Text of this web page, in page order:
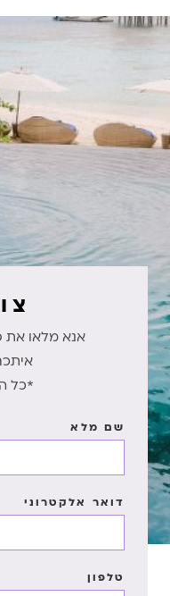
אנא מלאו את
*כל
שם מלא
דואר אלקטרוני
טלפון